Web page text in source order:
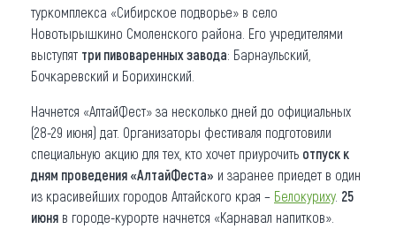
туркомплекса «Сибирское подворье» в село
Новотырышкино Смоленского района. Его учредителями
выступят три пивоваренных завода: Барнаульский,
Бочкаревский и Борихинский.
Начнется «АлтайФест» за несколько дней до официальных
(28-29 июня) дат. Организаторы фестиваля подготовили
специальную акцию для тех, кто хочет приурочить отпуск к
дням проведения «АлтайФеста» и заранее приедет в один
из красивейших городов Алтайского края – Белокуриху. 25
июня в городе-курорте начнется «Карнавал напитков».